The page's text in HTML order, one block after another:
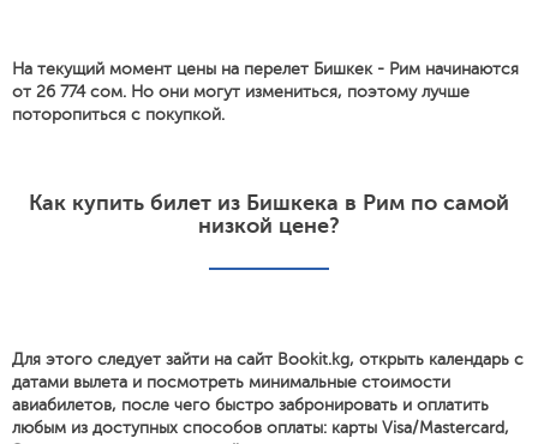
На текущий момент цены на перелет Бишкек - Рим начинаются
от 26 774 сом. Но они могут измениться, поэтому лучше
поторопиться с покупкой.
Как купить билет из Бишкека в Рим по самой
низкой цене?
Для этого следует зайти на сайт Bookit.kg, открыть календарь с
датами вылета и посмотреть минимальные стоимости
авиабилетов, после чего быстро забронировать и оплатить
любым из доступных способов оплаты: карты Visa/Mastercard,